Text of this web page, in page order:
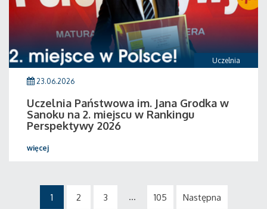
Uczelnia
23.06.2026
Uczelnia Państwowa im. Jana Grodka w
Sanoku na 2. miejscu w Rankingu
Perspektywy 2026
więcej
1 2 3 ... 105 Następna